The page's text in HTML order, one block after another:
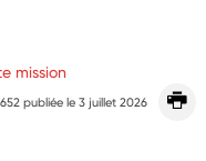
mission
publiée le3 juillet 2026